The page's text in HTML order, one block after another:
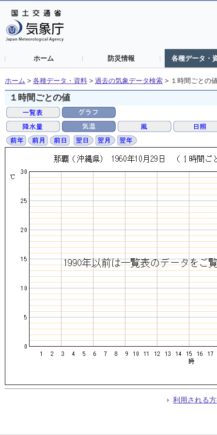
ホーム 防災情報 各種データ・
ホーム > 各種データ・資料 > 過去の気象データ検索 > １時間ごとの
１時間ごとの値
利用される